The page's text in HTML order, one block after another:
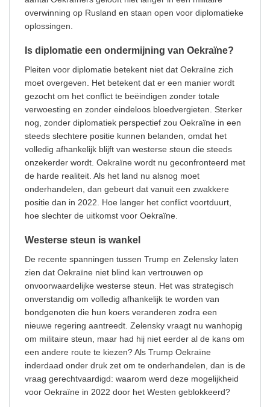
overwinning op Rusland en staan open voor diplomatieke
oplossingen.
Is diplomatie een ondermijning van Oekraïne?
Pleiten voor diplomatie betekent niet dat Oekraïne zich
moet overgeven. Het betekent dat er een manier wordt
gezocht om het conflict te beëindigen zonder totale
verwoesting en zonder eindeloos bloedvergieten. Sterker
nog, zonder diplomatiek perspectief zou Oekraïne in een
steeds slechtere positie kunnen belanden, omdat het
volledig afhankelijk blijft van westerse steun die steeds
onzekerder wordt. Oekraïne wordt nu geconfronteerd met
de harde realiteit. Als het land nu alsnog moet
onderhandelen, dan gebeurt dat vanuit een zwakkere
positie dan in 2022. Hoe langer het conflict voortduurt,
hoe slechter de uitkomst voor Oekraïne.
Westerse steun is wankel
De recente spanningen tussen Trump en Zelensky laten
zien dat Oekraïne niet blind kan vertrouwen op
onvoorwaardelijke westerse steun. Het was strategisch
onverstandig om volledig afhankelijk te worden van
bondgenoten die hun koers veranderen zodra een
nieuwe regering aantreedt. Zelensky vraagt nu wanhopig
om militaire steun, maar had hij niet eerder al de kans om
een andere route te kiezen? Als Trump Oekraïne
inderdaad onder druk zet om te onderhandelen, dan is de
vraag gerechtvaardigd: waarom werd deze mogelijkheid
voor Oekraïne in 2022 door het Westen geblokkeerd?